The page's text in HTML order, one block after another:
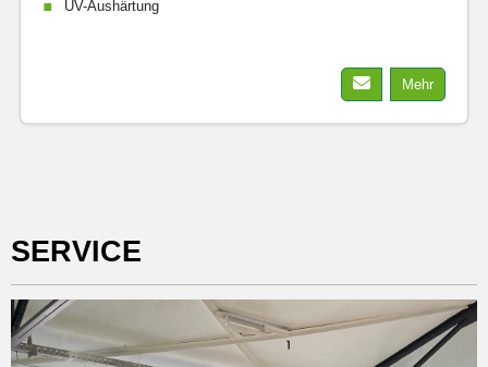
UV-Aushärtung
Mehr
SERVICE
...